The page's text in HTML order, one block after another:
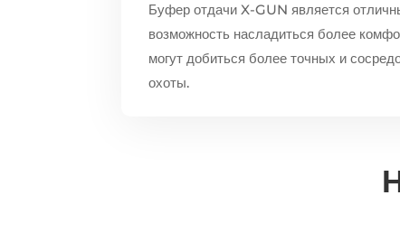
Буфер отдачи X-GUN является
возможность насладиться более
могут добиться более точных и
охоты.